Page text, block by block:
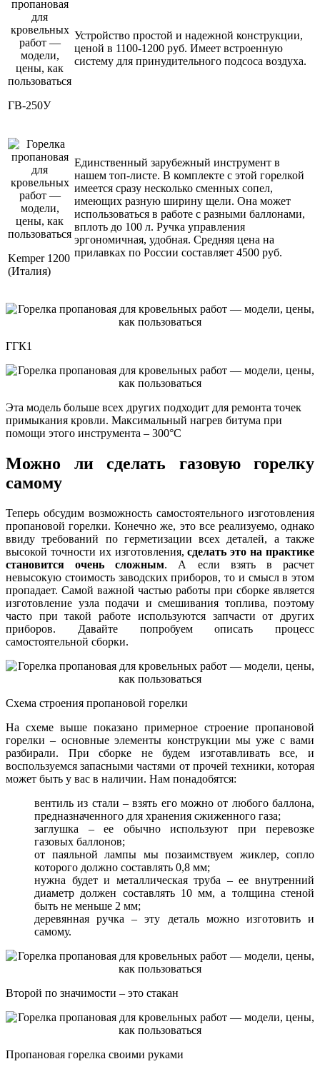
ГВ-250У
Устройство простой и надежной конструкции,
ценой в 1100-1200 руб. Имеет встроенную
систему для принудительного подсоса воздуха.
Kemper 1200
(Италия)
Единственный зарубежный инструмент в
нашем топ-листе. В комплекте с этой горелкой
имеется сразу несколько сменных сопел,
имеющих разную ширину щели. Она может
использоваться в работе с разными баллонами,
вплоть до 100 л. Ручка управления
эргономичная, удобная. Средняя цена на
прилавках по России составляет 4500 руб.
ГГК1
Эта модель больше всех других подходит для ремонта точек
примыкания кровли. Максимальный нагрев битума при
помощи этого инструмента – 300°С
Можно ли сделать газовую горелку
самому
Теперь обсудим возможность самостоятельного изготовления
пропановой горелки. Конечно же, это все реализуемо, однако
ввиду требований по герметизации всех деталей, а также
высокой точности их изготовления,сделать это на практике
становится очень сложным. А если взять в расчет
невысокую стоимость заводских приборов, то и смысл в этом
пропадает. Самой важной частью работы при сборке является
изготовление узла подачи и смешивания топлива, поэтому
часто при такой работе используются запчасти от других
приборов. Давайте попробуем описать процесс
самостоятельной сборки.
Схема строения пропановой горелки
На схеме выше показано примерное строение пропановой
горелки – основные элементы конструкции мы уже с вами
разбирали. При сборке не будем изготавливать все, и
воспользуемся запасными частями от прочей техники, которая
может быть у вас в наличии. Нам понадобятся:
вентиль из стали – взять его можно от любого баллона,
предназначенного для хранения сжиженного газа;
заглушка – ее обычно используют при перевозке
газовых баллонов;
от паяльной лампы мы позаимствуем жиклер, сопло
которого должно составлять 0,8 мм;
нужна будет и металлическая труба – ее внутренний
диаметр должен составлять 10 мм, а толщина стеной
быть не меньше 2 мм;
деревянная ручка – эту деталь можно изготовить и
самому.
Второй по значимости – это стакан
Пропановая горелка своими руками